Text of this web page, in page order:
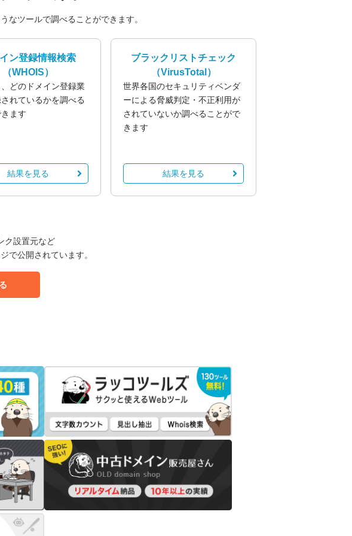
なツールで調べることができます。
イン登録情報検索
（WHOIS）
どのドメイン登録業
れているかを調べる
ます
結果を見る
ブラックリストチェック
（VirusTotal）
世界各国のセキュリティベンダ
ーによる脅威判定・不正利用が
されていないか調べることがで
きます
結果を見る
ク設置元など
で公開されています。